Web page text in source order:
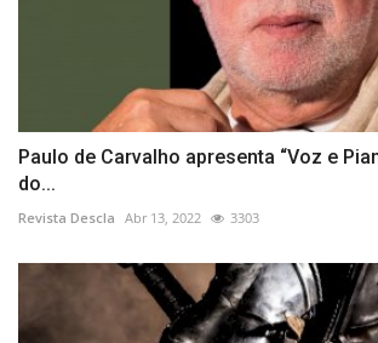
Paulo de Carvalho apresenta “Voz e
do...
Revista Descla Abr 13, 2022 3303